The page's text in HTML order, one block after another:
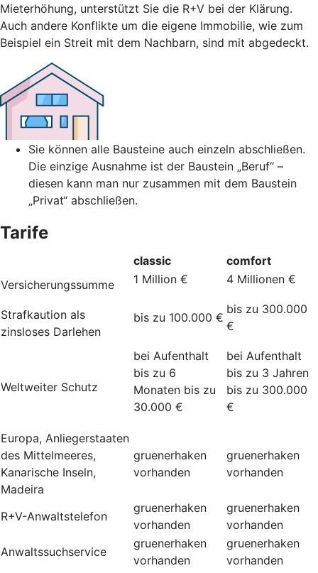
Mieterhöhung, unterstützt Sie die R+V bei der Klärung.
Auch andere Konflikte um die eigene Immobilie, wie zum
Beispiel ein Streit mit dem Nachbarn, sind mit abgedeckt.
Sie können alle Bausteine auch einzeln abschließen.
Die einzige Ausnahme ist der Baustein „Beruf“ –
diesen kann man nur zusammen mit dem Baustein
„Privat“ abschließen.
Tarife
classic
comfort
Versicherungssumme
1 Million € 4 Millionen €
Strafkaution als
zinsloses Darlehen
bis zu 100.000 €
bis zu 300.000
€
Weltweiter Schutz
bei Aufenthalt
bis zu 6
Monaten bis zu
30.000 €
bei Aufenthalt
bis zu 3 Jahren
bis zu 300.000
€
Europa, Anliegerstaaten
des Mittelmeeres,
Kanarische Inseln,
Madeira
gruenerhaken
vorhanden
gruenerhaken
vorhanden
R+V-Anwaltstelefon
gruenerhaken
vorhanden
gruenerhaken
vorhanden
Anwaltssuchservice
gruenerhaken
vorhanden
gruenerhaken
vorhanden